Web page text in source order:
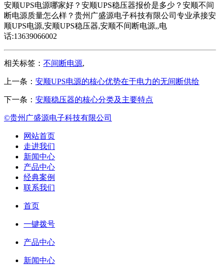
安顺UPS电源哪家好？安顺UPS稳压器报价是多少？安顺不间
断电源质量怎么样？贵州广盛源电子科技有限公司专业承接安
顺UPS电源,安顺UPS稳压器,安顺不间断电源,,电
话:13639066002
相关标签： 不间断电源,
上一条： 安顺UPS电源的核心优势在于电力的无间断供给
下一条： 安顺稳压器的核心分类及主要特点
©贵州广盛源电子科技有限公司
网站首页
走进我们
新闻中心
产品中心
经典案例
联系我们
首页
一键拨号
产品中心
新闻中心